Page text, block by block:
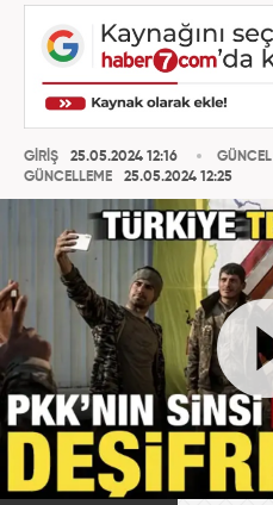
GİRİŞ
25.05.2024 12:16
GÜNCELLEME
25.05.2024 12:25
GÜNCEL